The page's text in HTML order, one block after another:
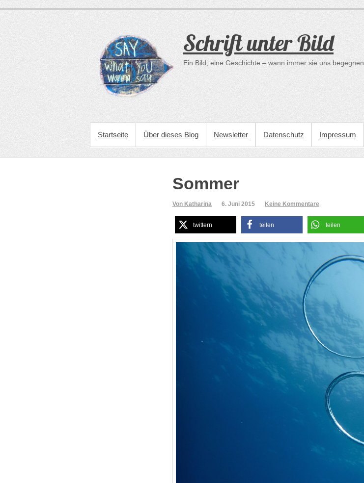
springen
Schrift unter Bild
Ein Bild, eine Geschichte – wann immer sie uns begegnen.
PRIMÄRES MENÜ
Startseite Über dieses Blog Newsletter Datenschutz Impressum
Sommer
Von Katharina 6. Juni 2015 Keine Kommentare
twittern teilen teilen